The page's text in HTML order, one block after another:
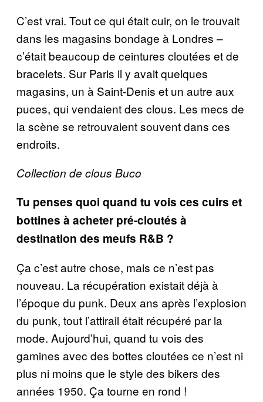
C’est vrai. Tout ce qui était cuir, on le trouvait
dans les magasins bondage à Londres –
c’était beaucoup de ceintures cloutées et de
bracelets. Sur Paris il y avait quelques
magasins, un à Saint-Denis et un autre aux
puces, qui vendaient des clous. Les mecs de
la scène se retrouvaient souvent dans ces
endroits.
Collection de clous Buco
Tu penses quoi quand tu vois ces cuirs et
bottines à acheter pré-cloutés à
destination des meufs R&B ?
Ça c’est autre chose, mais ce n’est pas
nouveau. La récupération existait déjà à
l’époque du punk. Deux ans après l’explosion
du punk, tout l’attirail était récupéré par la
mode. Aujourd’hui, quand tu vois des
gamines avec des bottes cloutées ce n’est ni
plus ni moins que le style des bikers des
années 1950. Ça tourne en rond !